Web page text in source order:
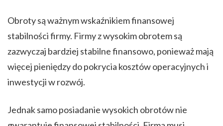
Obroty są ważnym wskaźnikiem finansowej
stabilności firmy. Firmy z wysokim obrotem są
zazwyczaj bardziej stabilne finansowo, ponieważ mają
więcej pieniędzy do pokrycia kosztów operacyjnych i
inwestycji w rozwój.
Jednak samo posiadanie wysokich obrotów nie